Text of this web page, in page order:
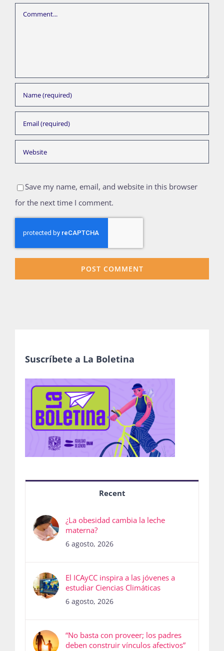
Comment
Save my name, email, and website in this browser
for the next time I comment.
Suscríbete a La Boletina
Recent
¿La obesidad cambia la leche
materna?
6 agosto, 2026
El ICAyCC inspira a las jóvenes a
estudiar Ciencias Climáticas
6 agosto, 2026
“No basta con proveer; los padres
deben construir vínculos afectivos”